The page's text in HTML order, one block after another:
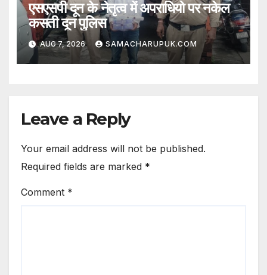
एसएसपी दून के नेतृत्व में अपराधियो पर नकेल
कसती दून पुलिस
AUG 7, 2026 SAMACHARUPUK.COM
Leave a Reply
Your email address will not be published.
Required fields are marked *
Comment *